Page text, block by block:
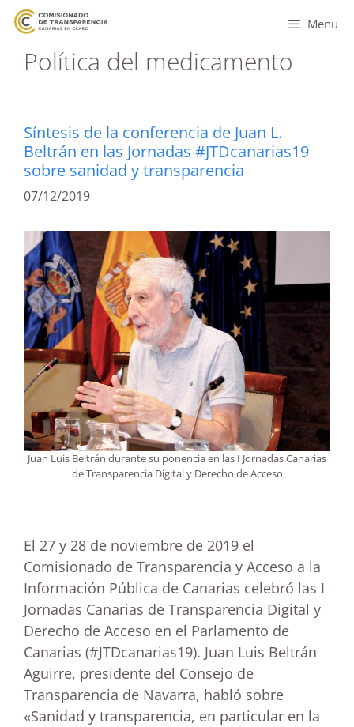
Menu
Política del medicamento
Síntesis de la conferencia de Juan L.
Beltrán en las Jornadas #JTDcanarias19
sobre sanidad y transparencia
07/12/2019
Juan Luis Beltrán durante su ponencia en las I Jornadas Canarias
de Transparencia Digital y Derecho de Acceso
El 27 y 28 de noviembre de 2019 el
Comisionado de Transparencia y Acceso a la
Información Pública de Canarias celebró las I
Jornadas Canarias de Transparencia Digital y
Derecho de Acceso en el Parlamento de
Canarias (#JTDcanarias19). Juan Luis Beltrán
Aguirre, presidente del Consejo de
Transparencia de Navarra, habló sobre
«Sanidad y transparencia, en particular en la